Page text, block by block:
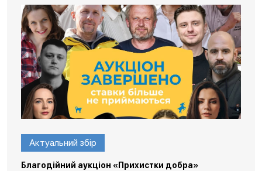
Актуальний збір
Благодійний аукціон «Прихистки добра»